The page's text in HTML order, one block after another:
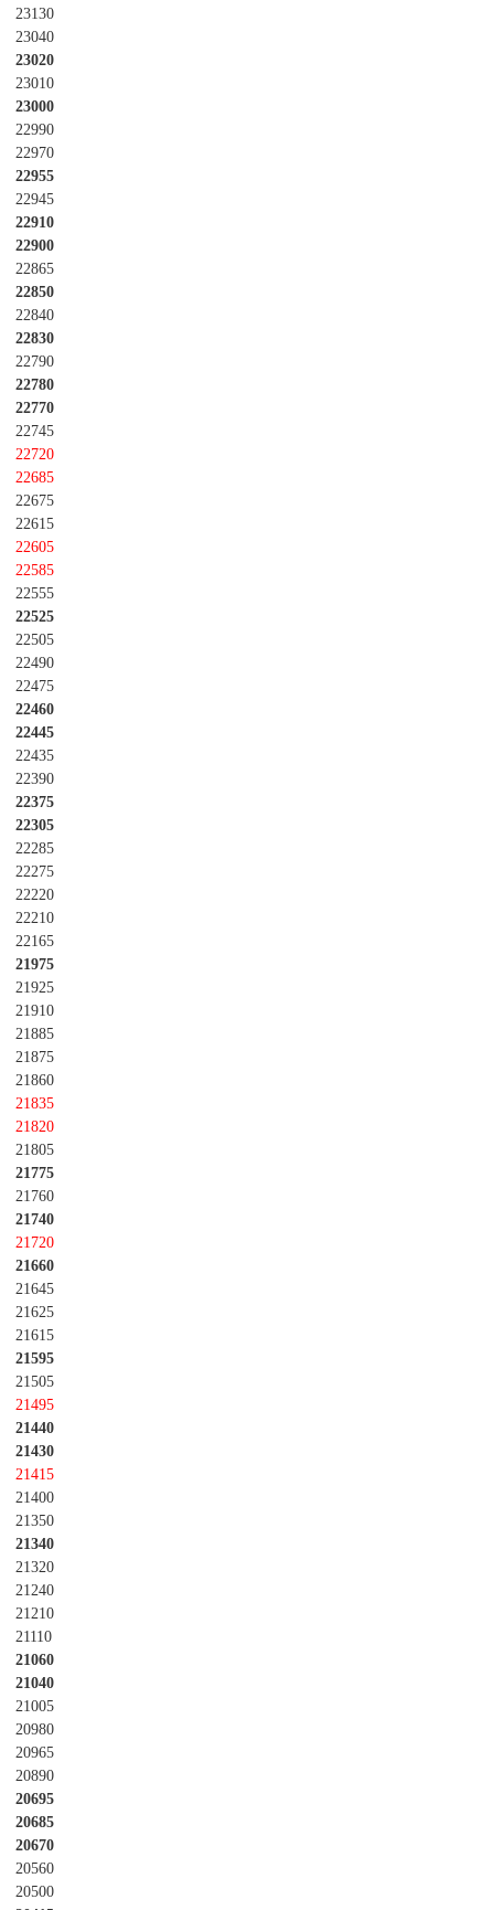
23130
23040
23020
23010
23000
22990
22970
22955
22945
22910
22900
22865
22850
22840
22830
22790
22780
22770
22745
22720
22685
22675
22615
22605
22585
22555
22525
22505
22490
22475
22460
22445
22435
22390
22375
22305
22285
22275
22220
22210
22165
21975
21925
21910
21885
21875
21860
21835
21820
21805
21775
21760
21740
21720
21660
21645
21625
21615
21595
21505
21495
21440
21430
21415
21400
21350
21340
21320
21240
21210
21110
21060
21040
21005
20980
20965
20890
20695
20685
20670
20560
20500